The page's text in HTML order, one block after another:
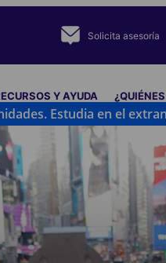
Solicita asesoría
Y AYUDA
Estudia en el